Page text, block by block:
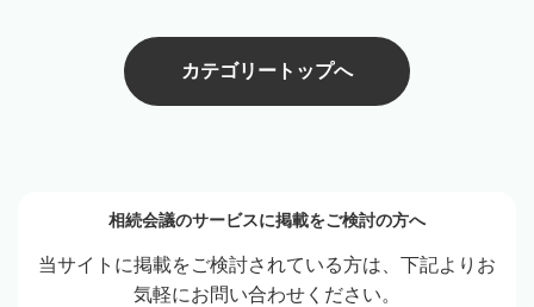
カテゴリートップへ
相続会議のサービスに掲載をご検討の方へ
当サイトに掲載をご検討されている方は、下記よりお
気軽にお問い合わせください。